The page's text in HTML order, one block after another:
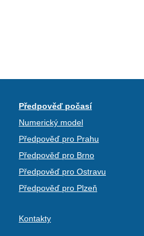
Předpověď počasí
Numerický model
Předpověď pro Prahu
Předpověď pro Brno
Předpověď pro Ostravu
Předpověď pro Plzeň
Kontakty